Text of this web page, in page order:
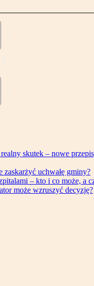
skutek – nowe
zaskarżyć uchwałę gminy?
– kto i co może, a
może wzruszyć decyzję?